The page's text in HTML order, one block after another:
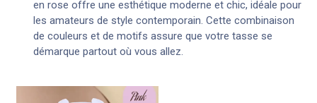
en rose offre une esthétique moderne et chic, idéale pour
les amateurs de style contemporain. Cette combinaison
de couleurs et de motifs assure que votre tasse se
démarque partout où vous allez.